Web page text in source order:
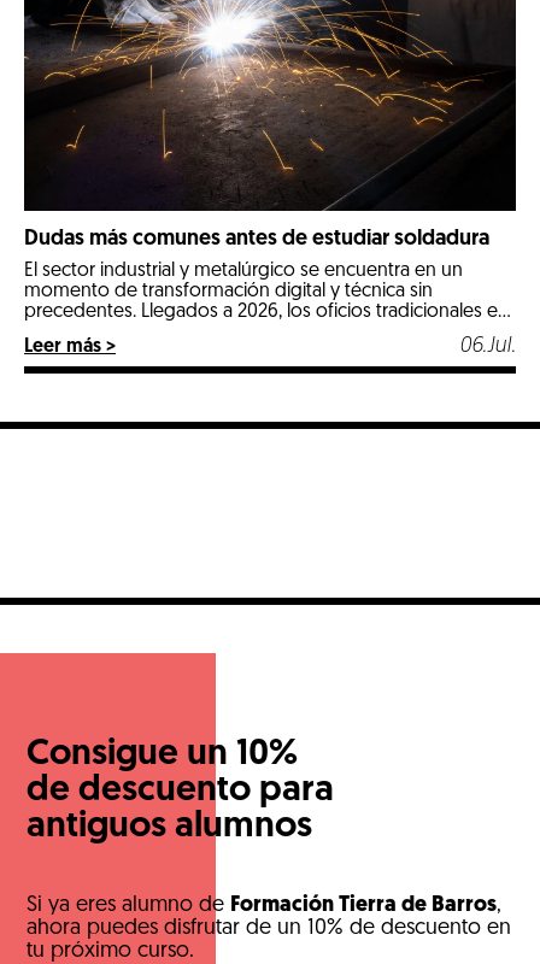
Dudas más comunes antes de estudiar soldadura
El sector industrial y metalúrgico se encuentra en un
momento de transformación digital y técnica sin
precedentes. Llegados a 2026, los oficios tradicionales e
industriales especializados se posicionan como las
opciones más estables, seguras y mejor remuneradas del
mercado laboral. Entre todos ellos, la soldadura destaca
Leer más > 06.Jul.
Consigue un 10%
de descuento para
antiguos alumnos
Si ya eres alumno de Formación Tierra de Barros,
ahora puedes disfrutar de un 10% de descuento en
tu próximo curso.